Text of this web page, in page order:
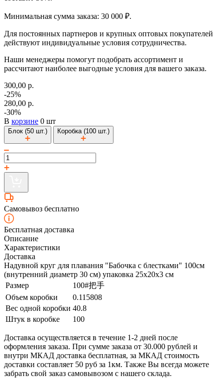
Минимальная сумма заказа: 30 000 ₽.
Для постоянных партнеров и крупных оптовых покупателей
действуют индивидуальные условия сотрудничества.
Наши менеджеры помогут подобрать ассортимент и
рассчитают наиболее выгодные условия для вашего заказа.
300,00 р.
-25%
280,00 р.
-30%
В корзине 0 шт
Блок (50 шт.) Коробка (100 шт.)
Самовывоз бесплатно
Бесплатная доставка
Описание
Характеристики
Доставка
Надувной круг для плавания "Бабочка с блестками" 100см
(внутренний диаметр 30 см) упаковка 25х20х3 см
Размер
100#把手
Объем коробки
0.115808
Вес одной коробки 40.8
Штук в коробке
100
Доставка осуществляется в течение 1-2 дней после
оформления заказа. При сумме заказа от 30.000 рублей и
внутри МКАД доставка бесплатная, за МКАД стоимость
доставки составляет 50 руб за 1км. Также Вы всегда можете
забрать свой заказ самовывозом с нашего склада.